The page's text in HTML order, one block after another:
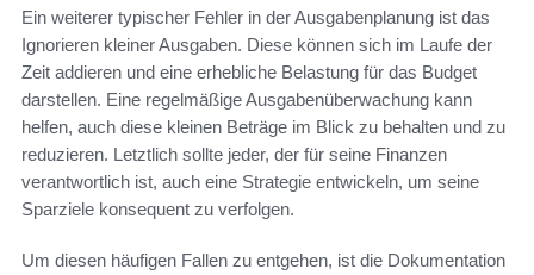
Ein weiterer typischer Fehler in der Ausgabenplanung ist das
Ignorieren kleiner Ausgaben. Diese können sich im Laufe der
Zeit addieren und eine erhebliche Belastung für das Budget
darstellen. Eine regelmäßige Ausgabenüberwachung kann
helfen, auch diese kleinen Beträge im Blick zu behalten und zu
reduzieren. Letztlich sollte jeder, der für seine Finanzen
verantwortlich ist, auch eine Strategie entwickeln, um seine
Sparziele konsequent zu verfolgen.
Um diesen häufigen Fallen zu entgehen, ist die Dokumentation